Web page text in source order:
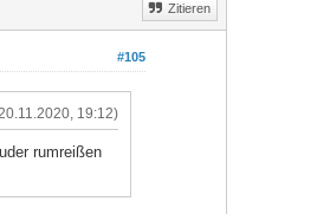
Zitieren
#105
19:12)
rumreißen